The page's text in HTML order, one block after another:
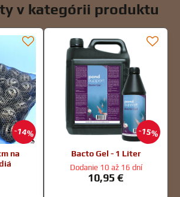
v kategórii produktu
14%
na
15%
Bacto Gel - 1 Liter
Dodanie 10 až 16 dní
10,95 €